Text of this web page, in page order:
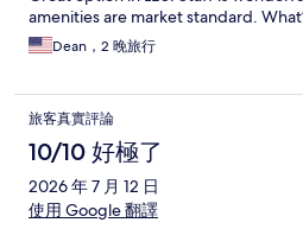
amenities are market standard.
Dean，2 晚旅行
旅客真實評論
10/10 好極了
2026 年 7 月 12 日
使用 Google 翻譯